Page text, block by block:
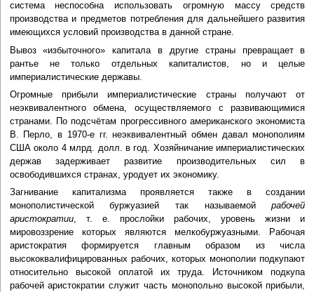
система неспособна использовать огромную массу средств
производства и предметов потребления для дальнейшего развития
имеющихся условий производства в данной стране.
Вывоз «избыточного» капитала в другие страны превращает в
рантье не только отдельных капиталистов, но и целые
империалистические державы.
Огромные прибыли империалистические страны получают от
неэквивалентного обмена, осуществляемого с развивающимися
странами. По подсчётам прогрессивного американского экономиста
В. Перло, в 1970-е гг. неэквивалентный обмен давал монополиям
США около 4 млрд. долл. в год. Хозяйничание империалистических
держав задерживает развитие производительных сил в
освободившихся странах, уродует их экономику.
Загнивание капитализма проявляется также в создании
монополистической буржуазией так называемойрабочей
аристократии, т. е. прослойки рабочих, уровень жизни и
мировоззрение которых являются мелкобуржуазными. Рабочая
аристократия формируется главным образом из числа
высококвалифицированных рабочих, которых монополии подкупают
относительно высокой оплатой их труда. Источником подкупа
рабочей аристократии служит часть монопольно высокой прибыли,